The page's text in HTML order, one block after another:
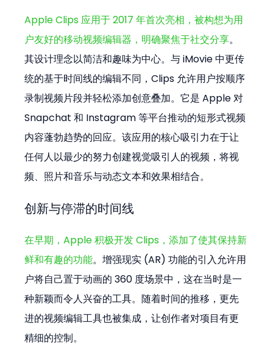
Apple Clips 应用于 2017 年首次亮相，被构想为用
户友好的移动视频编辑器，明确聚焦于社交分享。
其设计理念以简洁和趣味为中心。与 iMovie 中更传
统的基于时间线的编辑不同，Clips 允许用户按顺序
录制视频片段并轻松添加创意叠加。它是 Apple 对
Snapchat 和 Instagram 等平台推动的短形式视频
内容蓬勃趋势的回应。该应用的核心吸引力在于让
任何人以最少的努力创建视觉吸引人的视频，将视
频、照片和音乐与动态文本和效果相结合。
创新与停滞的时间线
在早期，Apple 积极开发 Clips，添加了使其保持新
鲜和有趣的功能。增强现实 (AR) 功能的引入允许用
户将自己置于动画的 360 度场景中，这在当时是一
种新颖而令人兴奋的工具。随着时间的推移，更先
进的视频编辑工具也被集成，让创作者对项目有更
精细的控制。